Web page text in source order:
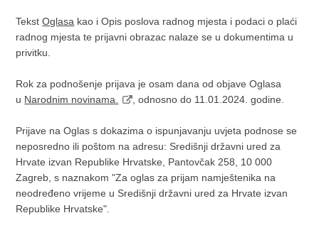
TekstOglasa kao i Opis poslova radnog mjesta i podaci o plaći
radnog mjesta te prijavni obrazac nalaze se u dokumentima u
privitku.
Rok za podnošenje prijava je osam dana od objave Oglasa
u Narodnim novinama. , odnosno do 11.01.2024. godine.
Prijave na Oglas s dokazima o ispunjavanju uvjeta podnose se
neposredno ili poštom na adresu: Središnji državni ured za
Hrvate izvan Republike Hrvatske, Pantovčak 258, 10 000
Zagreb, s naznakom "Za oglas za prijam namještenika na
neodređeno vrijeme u Središnji državni ured za Hrvate izvan
Republike Hrvatske".